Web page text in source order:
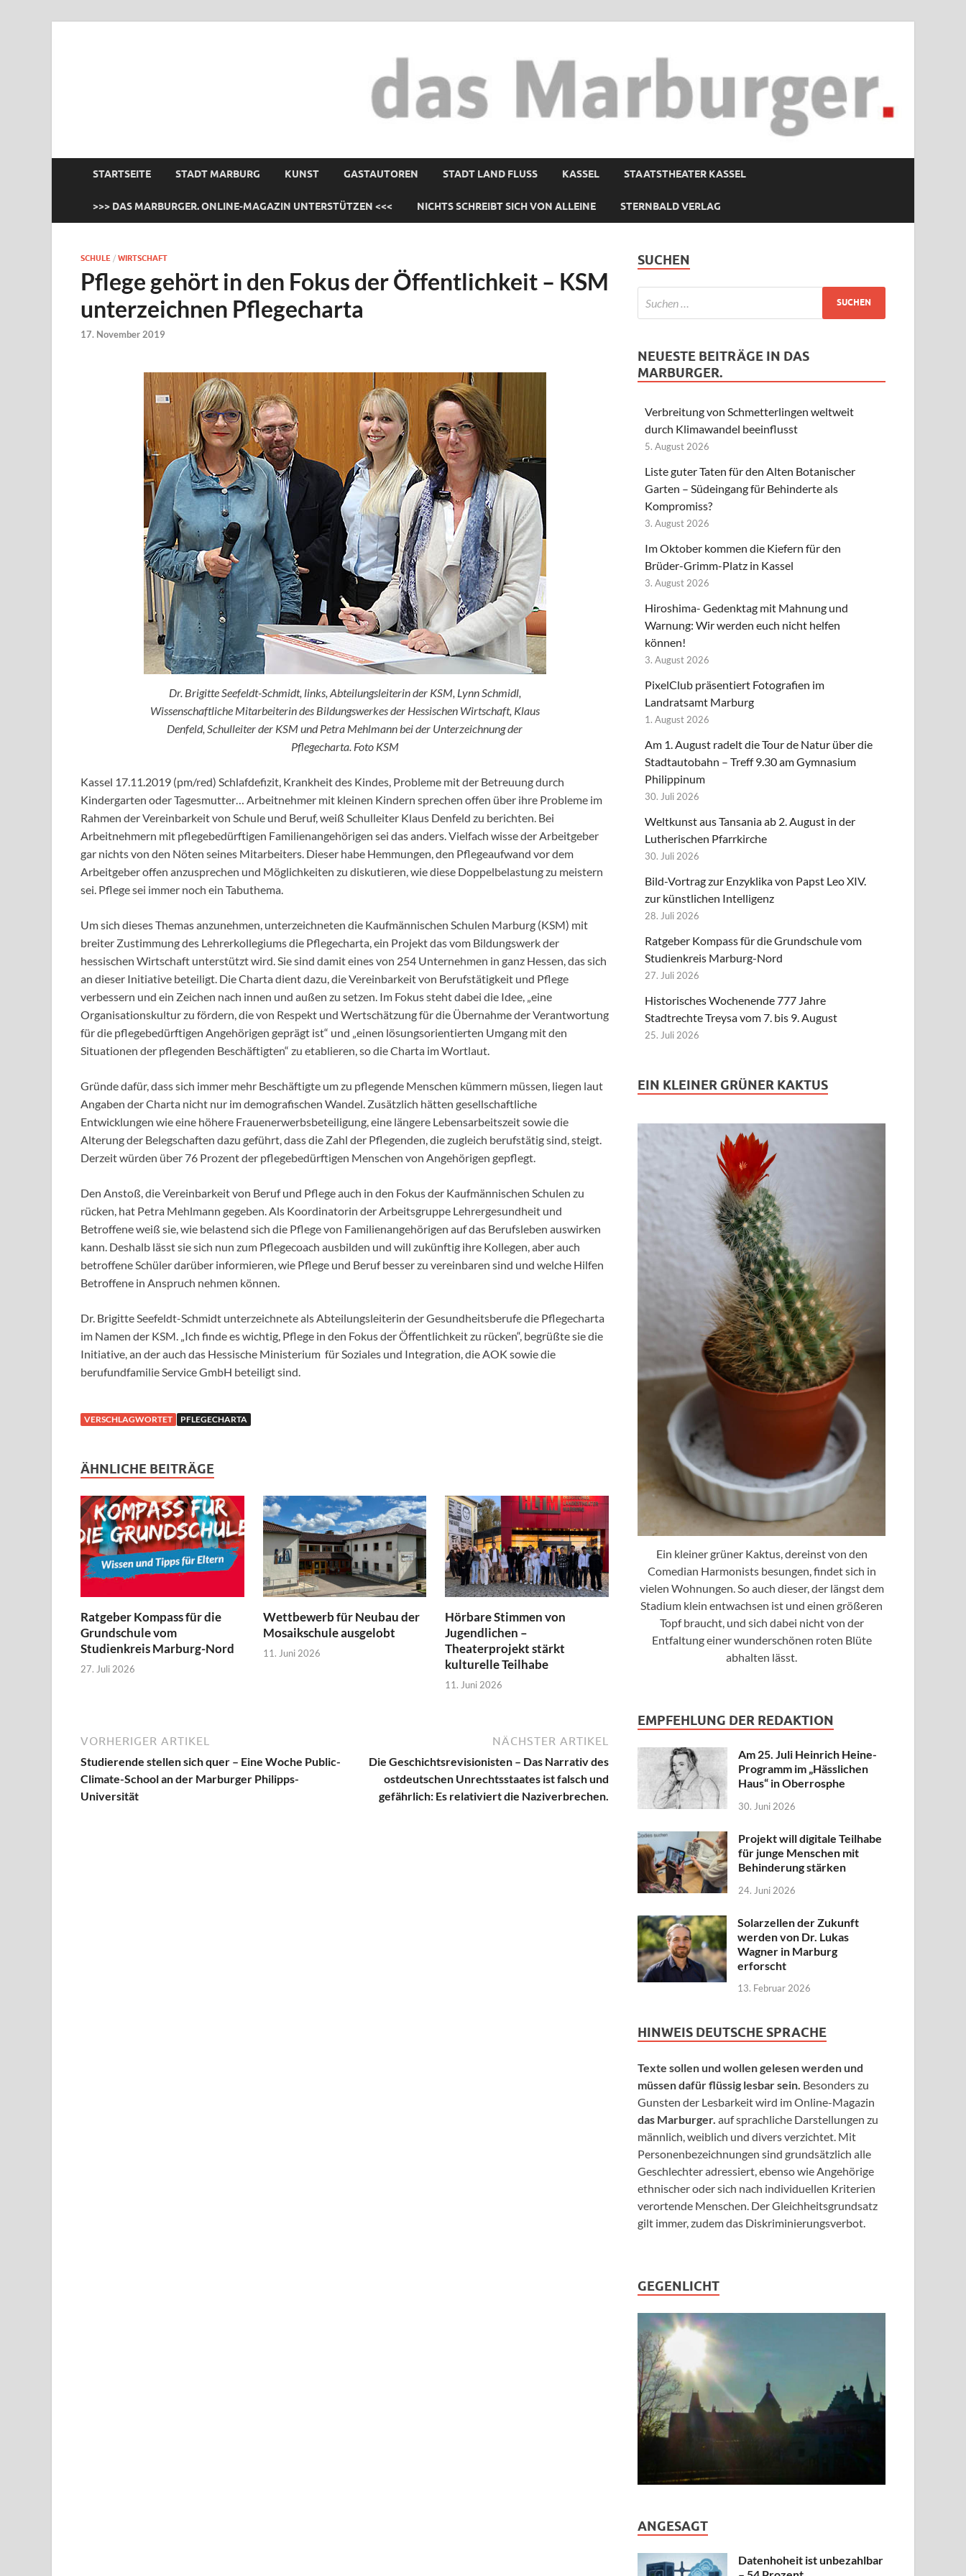
STARTSEITE STADT MARBURG KUNST GASTAUTOREN STADT LAND FLUSS KASSEL STAATSTHEATER KASSEL
>>> DAS MARBURGER. ONLINE-MAGAZIN UNTERSTÜTZEN <<< NICHTS SCHREIBT SICH VON ALLEINE STERNBALD VERLAG
SCHULE / WIRTSCHAFT
Pflege gehört in den Fokus der Öffentlichkeit – KSM
unterzeichnen Pflegecharta
17. November 2019
Dr. Brigitte Seefeldt-Schmidt, links, Abteilungsleiterin der KSM, Lynn Schmidl,
Wissenschaftliche Mitarbeiterin des Bildungswerkes der Hessischen Wirtschaft, Klaus
Denfeld, Schulleiter der KSM und Petra Mehlmann bei der Unterzeichnung der
Pflegecharta. Foto KSM
Kassel 17.11.2019 (pm/red) Schlafdefizit, Krankheit des Kindes, Probleme mit der Betreuung durch
Kindergarten oder Tagesmutter… Arbeitnehmer mit kleinen Kindern sprechen offen über ihre Probleme im
Rahmen der Vereinbarkeit von Schule und Beruf, weiß Schulleiter Klaus Denfeld zu berichten. Bei
Arbeitnehmern mit pflegebedürftigen Familienangehörigen sei das anders. Vielfach wisse der Arbeitgeber
gar nichts von den Nöten seines Mitarbeiters. Dieser habe Hemmungen, den Pflegeaufwand vor dem
Arbeitgeber offen anzusprechen und Möglichkeiten zu diskutieren, wie diese Doppelbelastung zu meistern
sei. Pflege sei immer noch ein Tabuthema.
Um sich dieses Themas anzunehmen, unterzeichneten die Kaufmännischen Schulen Marburg (KSM) mit
breiter Zustimmung des Lehrerkollegiums die Pflegecharta, ein Projekt das vom Bildungswerk der
hessischen Wirtschaft unterstützt wird. Sie sind damit eines von 254 Unternehmen in ganz Hessen, das sich
an dieser Initiative beteiligt. Die Charta dient dazu, die Vereinbarkeit von Berufstätigkeit und Pflege
verbessern und ein Zeichen nach innen und außen zu setzen. Im Fokus steht dabei die Idee, „eine
Organisationskultur zu fördern, die von Respekt und Wertschätzung für die Übernahme der Verantwortung
für die pflegebedürftigen Angehörigen geprägt ist“ und „einen lösungsorientierten Umgang mit den
Situationen der pflegenden Beschäftigten“ zu etablieren, so die Charta im Wortlaut.
Gründe dafür, dass sich immer mehr Beschäftigte um zu pflegende Menschen kümmern müssen, liegen laut
Angaben der Charta nicht nur im demografischen Wandel. Zusätzlich hätten gesellschaftliche
Entwicklungen wie eine höhere Frauenerwerbsbeteiligung, eine längere Lebensarbeitszeit sowie die
Alterung der Belegschaften dazu geführt, dass die Zahl der Pflegenden, die zugleich berufstätig sind, steigt.
Derzeit würden über 76 Prozent der pflegebedürftigen Menschen von Angehörigen gepflegt.
Den Anstoß, die Vereinbarkeit von Beruf und Pflege auch in den Fokus der Kaufmännischen Schulen zu
rücken, hat Petra Mehlmann gegeben. Als Koordinatorin der Arbeitsgruppe Lehrergesundheit und
Betroffene weiß sie, wie belastend sich die Pflege von Familienangehörigen auf das Berufsleben auswirken
kann. Deshalb lässt sie sich nun zum Pflegecoach ausbilden und will zukünftig ihre Kollegen, aber auch
betroffene Schüler darüber informieren, wie Pflege und Beruf besser zu vereinbaren sind und welche Hilfen
Betroffene in Anspruch nehmen können.
Dr. Brigitte Seefeldt-Schmidt unterzeichnete als Abteilungsleiterin der Gesundheitsberufe die Pflegecharta
im Namen der KSM. „Ich finde es wichtig, Pflege in den Fokus der Öffentlichkeit zu rücken“, begrüßte sie die
Initiative, an der auch das Hessische Ministerium für Soziales und Integration, die AOK sowie die
berufundfamilie Service GmbH beteiligt sind.
VERSCHLAGWORTET PFLEGECHARTA
ÄHNLICHE BEITRÄGE
Ratgeber Kompass für die
Grundschule vom
Studienkreis Marburg-Nord
27. Juli 2026
Wettbewerb für Neubau der
Mosaikschule ausgelobt
11. Juni 2026
Hörbare Stimmen von
Jugendlichen –
Theaterprojekt stärkt
kulturelle Teilhabe
11. Juni 2026
VORHERIGER ARTIKEL
Studierende stellen sich quer – Eine Woche Public-
Climate-School an der Marburger Philipps-
Universität
NÄCHSTER ARTIKEL
Die Geschichtsrevisionisten – Das Narrativ des
ostdeutschen Unrechtsstaates ist falsch und
gefährlich: Es relativiert die Naziverbrechen.
SUCHEN
NEUESTE BEITRÄGE IN DAS
MARBURGER.
Verbreitung von Schmetterlingen weltweit
durch Klimawandel beeinflusst
5. August 2026
Liste guter Taten für den Alten Botanischer
Garten – Südeingang für Behinderte als
Kompromiss?
3. August 2026
Im Oktober kommen die Kiefern für den
Brüder-Grimm-Platz in Kassel
3. August 2026
Hiroshima- Gedenktag mit Mahnung und
Warnung: Wir werden euch nicht helfen
können!
3. August 2026
PixelClub präsentiert Fotografien im
Landratsamt Marburg
1. August 2026
Am 1. August radelt die Tour de Natur über die
Stadtautobahn – Treff 9.30 am Gymnasium
Philippinum
30. Juli 2026
Weltkunst aus Tansania ab 2. August in der
Lutherischen Pfarrkirche
30. Juli 2026
Bild-Vortrag zur Enzyklika von Papst Leo XIV.
zur künstlichen Intelligenz
28. Juli 2026
Ratgeber Kompass für die Grundschule vom
Studienkreis Marburg-Nord
27. Juli 2026
Historisches Wochenende 777 Jahre
Stadtrechte Treysa vom 7. bis 9. August
25. Juli 2026
EIN KLEINER GRÜNER KAKTUS
Ein kleiner grüner Kaktus, dereinst von den
Comedian Harmonists besungen, findet sich in
vielen Wohnungen. So auch dieser, der längst dem
Stadium klein entwachsen ist und einen größeren
Topf braucht, und sich dabei nicht von der
Entfaltung einer wunderschönen roten Blüte
abhalten lässt.
EMPFEHLUNG DER REDAKTION
Am 25. Juli Heinrich Heine-
Programm im „Hässlichen
Haus“ in Oberrosphe
30. Juni 2026
Projekt will digitale Teilhabe
für junge Menschen mit
Behinderung stärken
24. Juni 2026
Solarzellen der Zukunft
werden von Dr. Lukas
Wagner in Marburg
erforscht
13. Februar 2026
HINWEIS DEUTSCHE SPRACHE
Texte sollen und wollen gelesen werden und
müssen dafür flüssig lesbar sein. Besonders zu
Gunsten der Lesbarkeit wird im Online-Magazin
das Marburger. auf sprachliche Darstellungen zu
männlich, weiblich und divers verzichtet. Mit
Personenbezeichnungen sind grundsätzlich alle
Geschlechter adressiert, ebenso wie Angehörige
ethnischer oder sich nach individuellen Kriterien
verortende Menschen. Der Gleichheitsgrundsatz
gilt immer, zudem das Diskriminierungsverbot.
GEGENLICHT
ANGESAGT
Datenhoheit ist unbezahlbar